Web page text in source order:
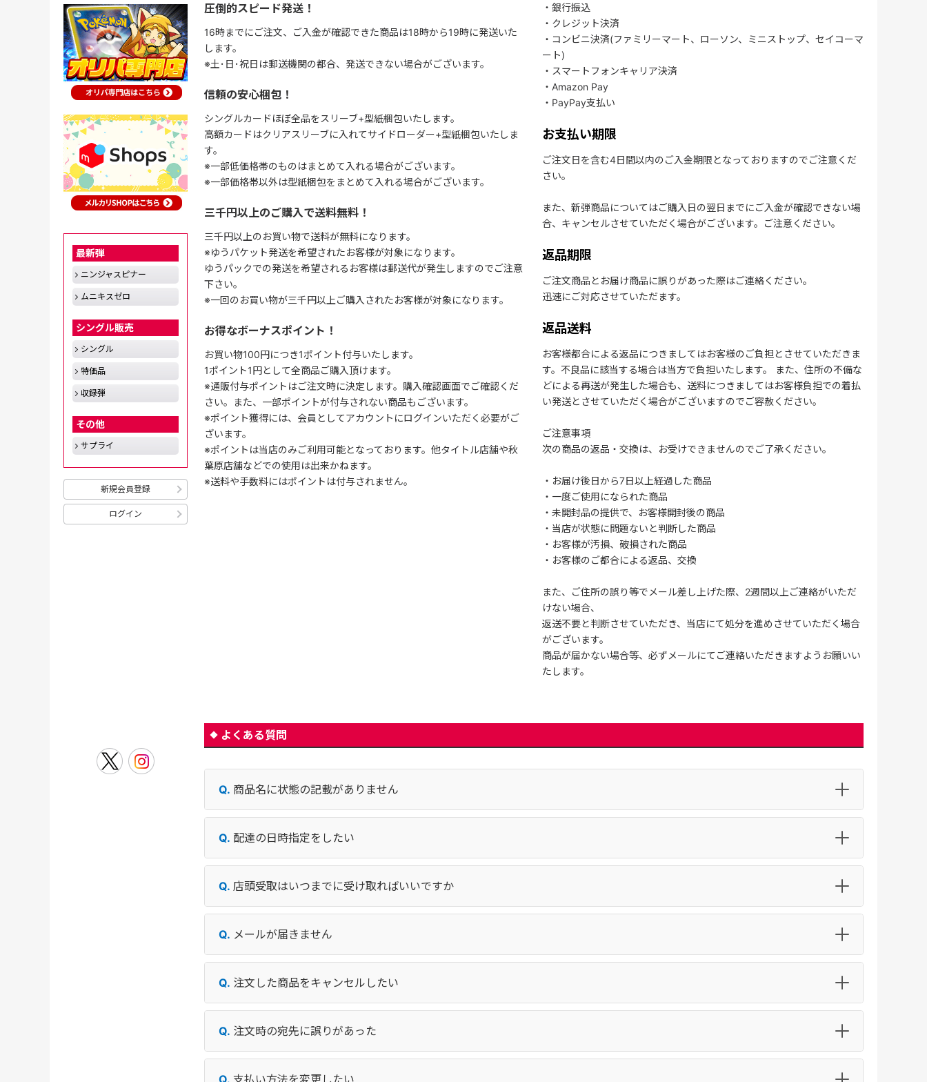
圧倒的スピード発送！
16時までにご注文、ご入金が確認できた商品は18時から19時に発送いた
します。
※土･日･祝日は郵送機関の都合、発送できない場合がございます。
信頼の安心梱包！
シングルカードほぼ全品をスリーブ+型紙梱包いたします。
高額カードはクリアスリーブに入れてサイドローダー+型紙梱包いたしま
す。
※一部低価格帯のものはまとめて入れる場合がございます。
※一部価格帯以外は型紙梱包をまとめて入れる場合がございます。
三千円以上のご購入で送料無料！
三千円以上のお買い物で送料が無料になります。
※ゆうパケット発送を希望されたお客様が対象になります。
ゆうパックでの発送を希望されるお客様は郵送代が発生しますのでご注意
下さい。
※一回のお買い物が三千円以上ご購入されたお客様が対象になります。
お得なボーナスポイント！
お買い物100円につき1ポイント付与いたします。
1ポイント1円として全商品ご購入頂けます。
※通販付与ポイントはご注文時に決定します。購入確認画面でご確認くだ
さい。また、一部ポイントが付与されない商品もございます。
※ポイント獲得には、会員としてアカウントにログインいただく必要がご
ざいます。
※ポイントは当店のみご利用可能となっております。他タイトル店舗や秋
葉原店舗などでの使用は出来かねます。
※送料や手数料にはポイントは付与されません。
・銀行振込
・クレジット決済
・コンビニ決済(ファミリーマート、ローソン、ミニストップ、セイコーマ
ート)
・スマートフォンキャリア決済
・Amazon Pay
・PayPay支払い
お支払い期限
ご注文日を含む4日間以内のご入金期限となっておりますのでご注意くだ
さい。
また、新弾商品についてはご購入日の翌日までにご入金が確認できない場
合、キャンセルさせていただく場合がございます。ご注意ください。
返品期限
ご注文商品とお届け商品に誤りがあった際はご連絡ください。
迅速にご対応させていただます。
返品送料
お客様都合による返品につきましてはお客様のご負担とさせていただきま
す。不良品に該当する場合は当方で負担いたします。 また、住所の不備な
どによる再送が発生した場合も、送料につきましてはお客様負担での着払
い発送とさせていただく場合がございますのでご容赦ください。
ご注意事項
次の商品の返品・交換は、お受けできませんのでご了承ください。
・お届け後日から7日以上経過した商品
・一度ご使用になられた商品
・未開封品の提供で、お客様開封後の商品
・当店が状態に問題ないと判断した商品
・お客様が汚損、破損された商品
・お客様のご都合による返品、交換
また、ご住所の誤り等でメール差し上げた際、2週間以上ご連絡がいただ
けない場合、
返送不要と判断させていただき、当店にて処分を進めさせていただく場合
がございます。
商品が届かない場合等、必ずメールにてご連絡いただきますようお願いい
たします。
よくある質問
商品名に状態の記載がありません
配達の日時指定をしたい
店頭受取はいつまでに受け取ればいいですか
メールが届きません
注文した商品をキャンセルしたい
注文時の宛先に誤りがあった
支払い方法を変更したい
最新弾
ニンジャスピナー
ムニキスゼロ
シングル販売
シングル
特価品
収録弾
その他
サプライ
新規会員登録
ログイン